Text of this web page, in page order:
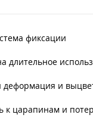
фиксации
длительное
деформация и
к царапинам и